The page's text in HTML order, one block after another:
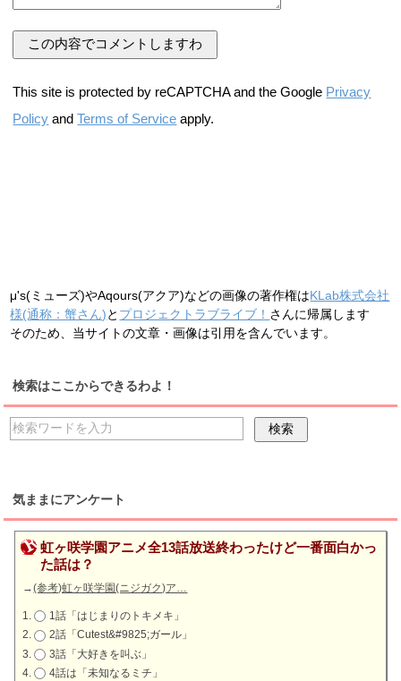
This site is protected by reCAPTCHA and the Google Privacy
Policy andTerms of Service apply.
μ's(ミューズ)やAqours(アクア)などの画像の著作権はKLab株式会社
様(通称：蟹さん)と プロジェクトラブライブ！ さんに帰属します
そのため、当サイトの文章・画像は引用を含んでいます。
検索はここからできるわよ！
気ままにアンケート
虹ヶ咲学園アニメ全13話放送終わったけど一番面白かっ
た話は？
→(参考)虹ヶ咲学園(ニジガク)ア…
1話「はじまりのトキメキ」
2話「Cutest&#9825;ガール」
3話「大好きを叫ぶ」
4話は「未知なるミチ」